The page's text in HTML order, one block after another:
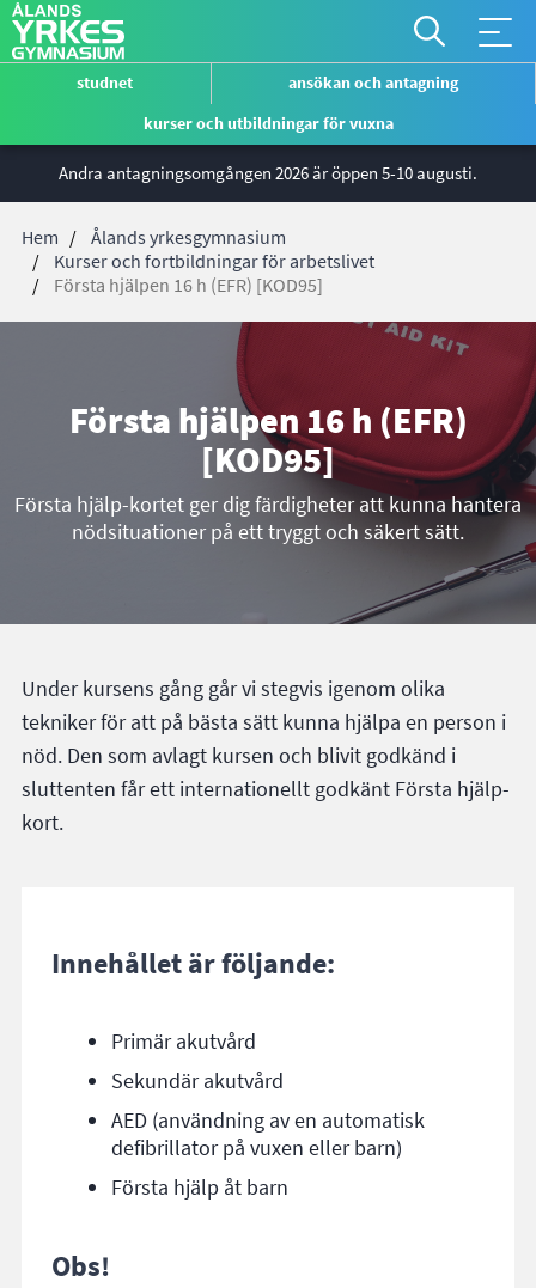
till
huvudinnehåll
Andra antagningsomgången 2026 är öppen 5-10 augusti.
Genvägsmeny
ÅYG
studnet
ansökan och antagning
kurser och utbildningar för vuxna
*
global
Länkstig
Hem
Ålands yrkesgymnasium
Kurser och fortbildningar för arbetslivet
Första hjälpen 16 h (EFR) [KOD95]
Första hjälpen 16 h (EFR)
[KOD95]
Första hjälp-kortet ger dig färdigheter att kunna hantera
nödsituationer på ett tryggt och säkert sätt.
Under kursens gång går vi stegvis igenom olika
tekniker för att på bästa sätt kunna hjälpa en person i
nöd. Den som avlagt kursen och blivit godkänd i
sluttenten får ett internationellt godkänt Första hjälp-
kort.
Innehållet är följande:
Primär akutvård
Sekundär akutvård
AED (användning av en automatisk
defibrillator på vuxen eller barn)
Första hjälp åt barn
Obs!